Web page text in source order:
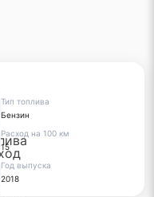
Тип топлива
Бензин
Расход на 100 км
15
Год выпуска
2018